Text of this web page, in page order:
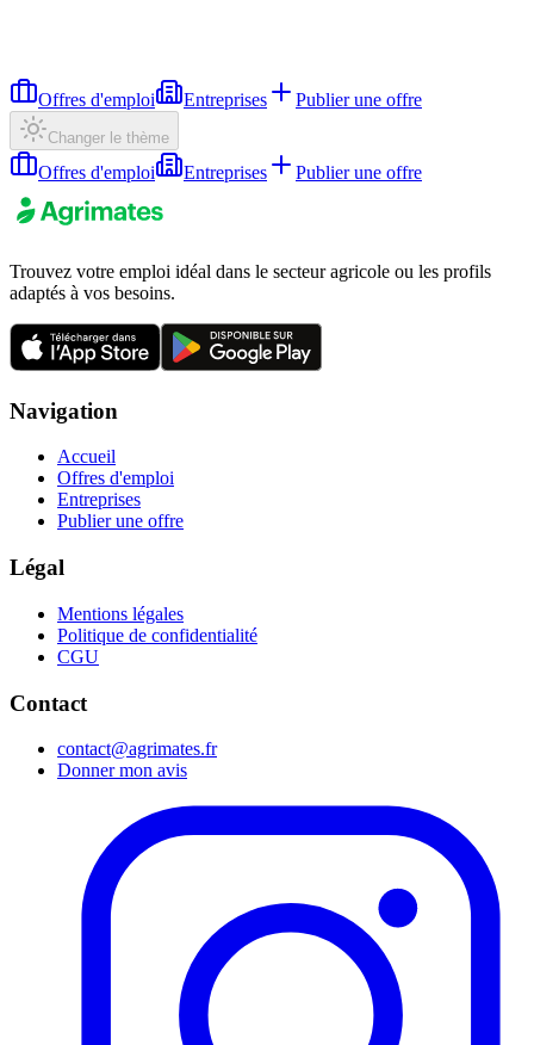
Offres d'emploi Entreprises Publier une offre
Changer le thème
Offres d'emploi Entreprises Publier une offre
Trouvez votre emploi idéal dans le secteur agricole ou les profils
adaptés à vos besoins.
Navigation
Accueil
Offres d'emploi
Entreprises
Publier une offre
Légal
Mentions légales
Politique de confidentialité
CGU
Contact
contact@agrimates.fr
Donner mon avis